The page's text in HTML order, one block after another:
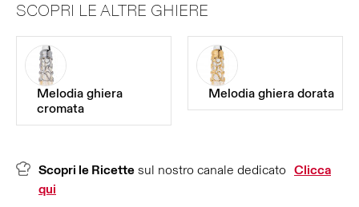
SCOPRI LE ALTRE GHIERE
Melodia ghiera
cromata
Melodia ghiera dorata
Scopri le Ricette sul nostro canale dedicato Clicca
qui